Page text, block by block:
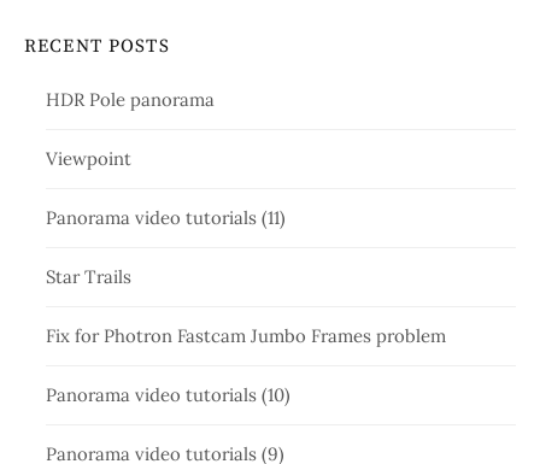
RECENT POSTS
HDR Pole panorama
Viewpoint
Panorama video tutorials (11)
Star Trails
Fix for Photron Fastcam Jumbo Frames problem
Panorama video tutorials (10)
Panorama video tutorials (9)